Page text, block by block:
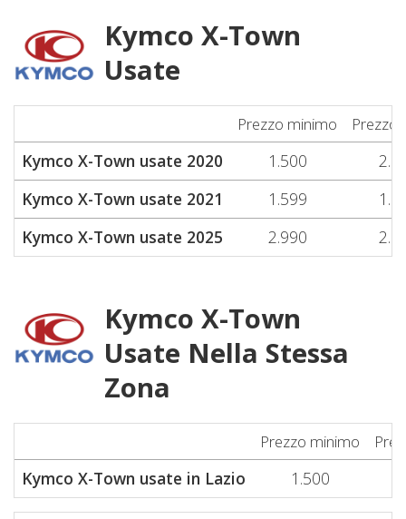
Kymco X-Town
Usate
Prezzo minimo Prezzo
Kymco X-Town usate 2020 1.500
Kymco X-Town usate 2021
1.599
Kymco X-Town usate 2025
2.990
Kymco X-Town
Usate Nella Stessa
Zona
Prezzo minimo
Kymco X-Town usate in Lazio 1.500